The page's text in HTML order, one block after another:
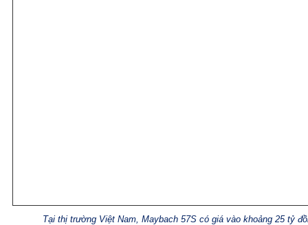
Tại thị trường Việt Nam, Maybach 57S có giá vào khoảng 25 tỷ